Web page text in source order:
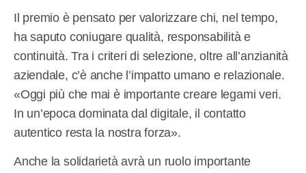
Il premio è pensato per valorizzare chi, nel tempo,
ha saputo coniugare qualità, responsabilità e
continuità. Tra i criteri di selezione, oltre all’anzianità
aziendale, c’è anche l’impatto umano e relazionale.
«Oggi più che mai è importante creare legami veri.
In un’epoca dominata dal digitale, il contatto
autentico resta la nostra forza».
Anche la solidarietà avrà un ruolo importante